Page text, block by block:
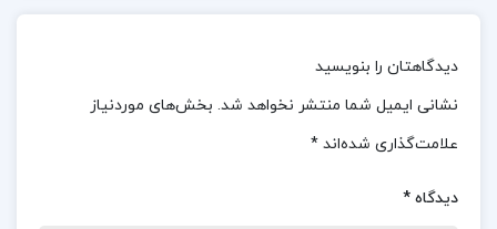
زاویه‌ای جدید به جنگ و تبعات آن می‌پردازد. هر لحظه
در این رمان، با انتظار برای یک انفجار گذرانده می‌شود.
دیدگاهتان را بنویسید
نشانی ایمیل شما منتشر نخواهد شد. بخش‌های موردنیاز
علامت‌گذاری شده‌اند *
دیدگاه *